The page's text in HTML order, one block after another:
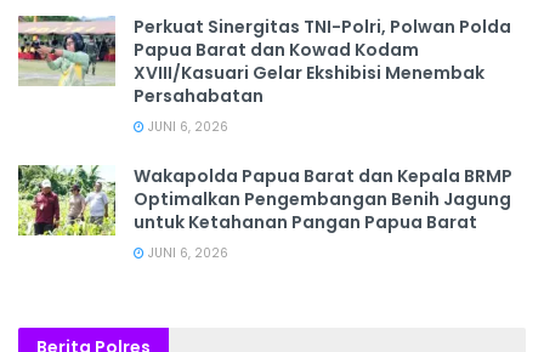
‎Perkuat Sinergitas TNI-Polri, Polwan Polda
Papua Barat dan Kowad Kodam
XVIII/Kasuari Gelar Ekshibisi Menembak
Persahabatan
JUNI 6, 2026
Wakapolda Papua Barat dan Kepala BRMP
Optimalkan Pengembangan Benih Jagung
untuk Ketahanan Pangan Papua Barat
JUNI 6, 2026